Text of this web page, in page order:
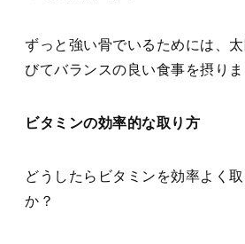
ずっと強い骨でいるためには、
びてバランスの良い食事を摂りま
ビタミンの効率的な取り方
どうしたらビタミンを効率よく
か？